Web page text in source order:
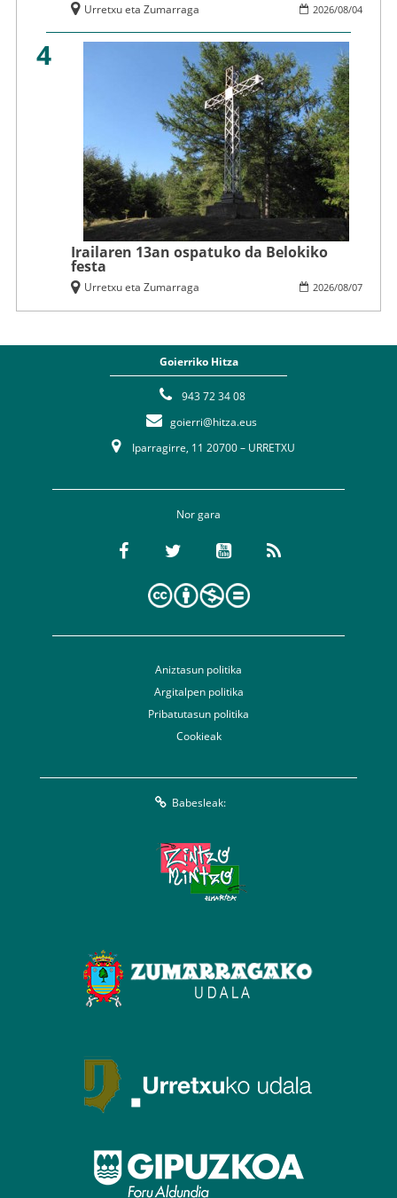
2026/08/04
Urretxu eta Zumarraga
4
Irailaren 13an ospatuko da Belokiko
festa
2026/08/07
Urretxu eta Zumarraga
Goierriko Hitza
943 72 34 08
goierri@hitza.eus
Iparragirre, 11 20700 – URRETXU
Nor gara
Aniztasun politika
Argitalpen politika
Pribatutasun politika
Cookieak
Babesleak: